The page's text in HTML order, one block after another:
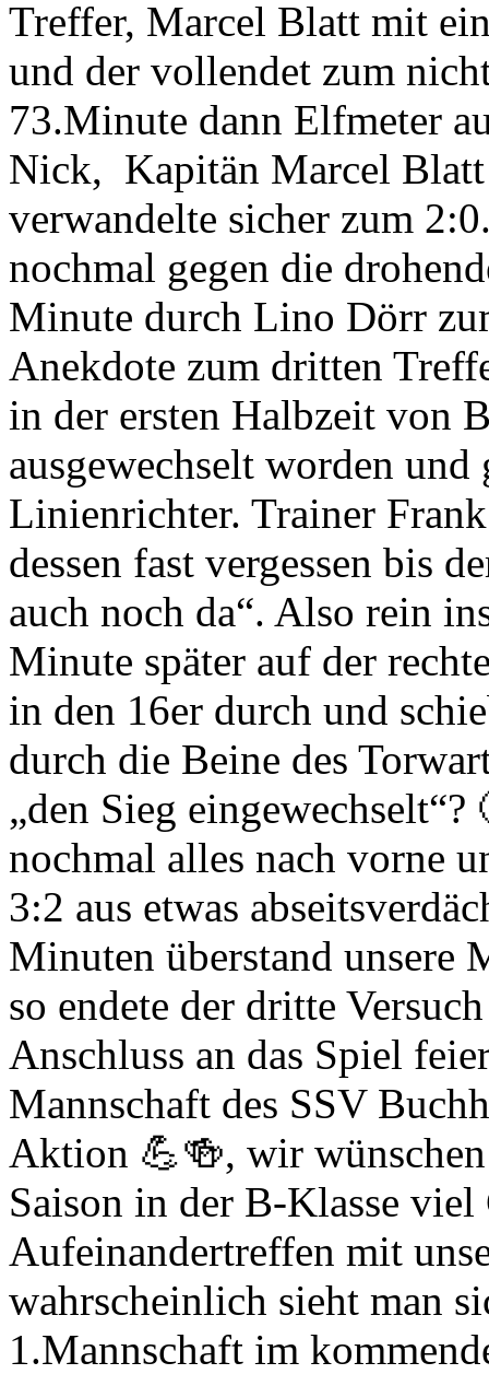
Treffer, Marcel Blatt mit
und der vollendet zum
73.Minute dann Elfmeter
Nick, Kapitän Marcel Blatt
verwandelte sicher zum
nochmal gegen die
Minute durch Lino Dörr
Anekdote zum dritten
in der ersten Halbzeit von
ausgewechselt worden
Linienrichter. Trainer
dessen fast vergessen bis
auch noch da“. Also rein
Minute später auf der
in den 16er durch und
durch die Beine des
„den Sieg
nochmal alles nach vorne
3:2 aus etwas
Minuten überstand unsere
so endete der dritte
Anschluss an das Spiel
Mannschaft des SSV
Aktion 💪🍻, wir
Saison in der B-Klasse
Aufeinandertreffen mit
wahrscheinlich sieht man
1.Mannschaft im